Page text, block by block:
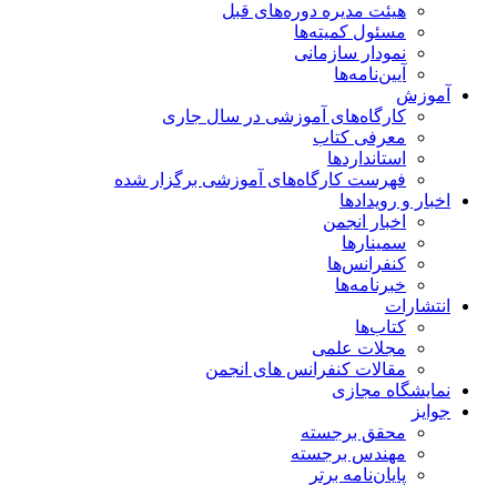
هیئت مدیره دوره‌های قبل
مسئول کمیته‌ها
نمودار سازمانی
آیین‌نامه‌ها
آموزش
کارگاه‌های آموزشی در سال جاری
معرفی کتاب
استانداردها
فهرست کارگاه‌های آموزشی برگزار شده
اخبار و رویدادها
اخبار انجمن
سمینارها
کنفرانس‌ها
خبرنامه‌ها
انتشارات
کتاب‌ها
مجلات علمی
مقالات کنفرانس های انجمن
نمایشگاه مجازی
جوایز
محقق برجسته
مهندس برجسته
پایان‌نامه برتر